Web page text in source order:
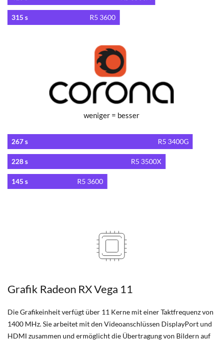
315 s R5 3600
weniger = besser
267 s R5 3400G
228 s R5 3500X
145 s R5 3600
Grafik Radeon RX Vega 11
Die Grafikeinheit verfügt über 11 Kerne mit einer Taktfrequenz von
1400 MHz. Sie arbeitet mit den Videoanschlüssen DisplayPort und
HDMI zusammen und ermöglicht die Übertragung von Bildern auf